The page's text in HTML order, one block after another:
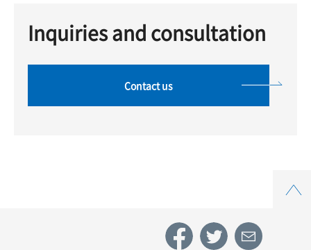
Inquiries and consultation
Contact us